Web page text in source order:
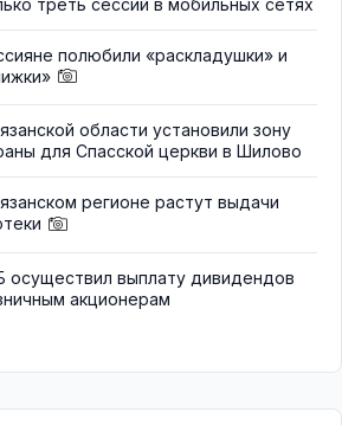
треть сессий в мобильных сетях
полюбили «раскладушки» и
области установили зону
для Спасской церкви в Шилово
регионе растут выдачи
осуществил выплату дивидендов
акционерам